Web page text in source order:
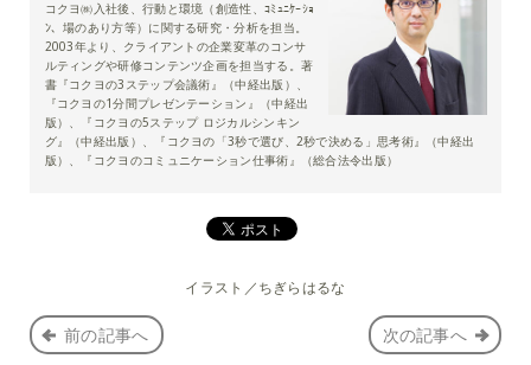
コクヨ㈱入社後、行動と環境（創造性、ｺﾐｭﾆｹｰｼｮ
ﾝ、場のあり方等）に関する研究・分析を担当。
2003年より、クライアントの企業変革のコンサ
ルティングや研修コンテンツ企画を担当する。著
書『コクヨの3ステップ会議術』（中経出版）、
『コクヨの1分間プレゼンテーション』（中経出
版）、『コクヨの5ステップ ロジカルシンキン
グ』（中経出版）、『コクヨの「3秒で選び、2秒で決める」思考術』（中経出
版）、『コクヨのコミュニケーション仕事術』（総合法令出版）
イラスト／ちぎらはるな
前の記事へ 次の記事へ